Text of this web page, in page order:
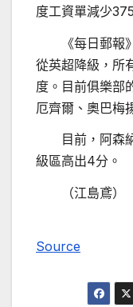
度工資單減少
《每日郵報》
從英超降級，所
度。目前俱樂部
厄齊爾、奧巴梅
目前，阿森納
級區高出4分。
（江島鳶）
Source